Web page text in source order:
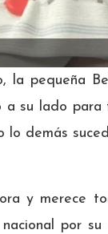
la pequeña
su lado
demás
y merece
por